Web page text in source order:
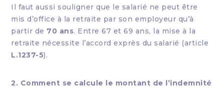
Il faut aussi souligner que le salarié ne peut être
mis d’office à la retraite par son employeur qu’à
partir de 70 ans. Entre 67 et 69 ans, la mise à la
retraite nécessite l’accord exprès du salarié (article
L.1237-5).
2. Comment se calcule le montant de l’indemnité